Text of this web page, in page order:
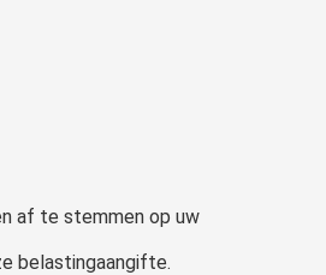
af te stemmen op uw
belastingaangifte.